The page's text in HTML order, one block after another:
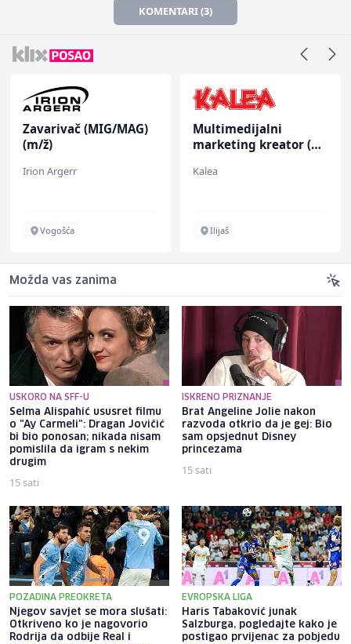
KOMENTARI (3)
Zavarivač (MIG/MAG)
(m/ž)
Irion Argerr
Vogošća
Multimedijalni
marketing kreator (m/
Kalea
Ilijaš
Možda vas zanima
USKORO NA SFF-U
Selma Alispahić ususret filmu
o "Ay Carmeli": Dragan Jovičić
bi bio ponosan; nikada nisam
pomislila da igram s nekim
drugim
15 sati
ISKRENO PRIZNANJE
Brat Angeline Jolie nakon
razvoda otkrio da je gej: Bio
sam opsjednut Disney
princezama
15 sati
POZADINA PREOKRETA
Njegov savjet se mora slušati:
Otkriveno ko je nagovorio
Rodrija da odbije Real i
EVROPSKA LIGA
Haris Tabaković junak
Salzburga, pogledajte kako je
postigao prvijenac za pobjedu